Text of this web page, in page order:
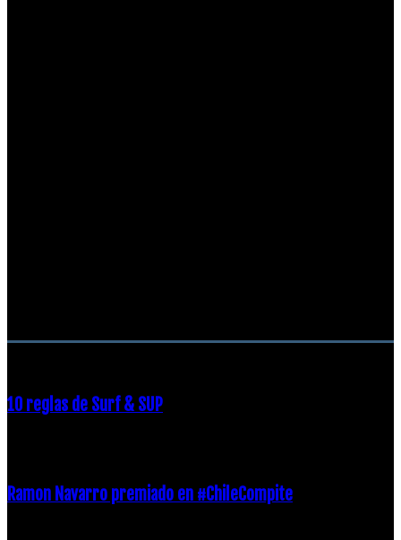
10 reglas de Surf & SUP
Ramon Navarro premiado en #ChileCompite